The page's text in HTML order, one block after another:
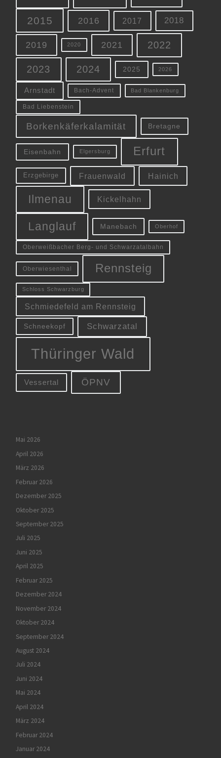
2015 2016 2017 2018
2019 2020 2021 2022
2023 2024 2025 2026
Arnstadt Bach-Advent Bad Blankenburg
Bad Liebenstein
Borkenkäferkalamität Bretagne
Eisenbahn Elgersburg Erfurt
Erzgebirge Frauenwald Hainich
Ilmenau Kickelhahn
Langlauf Manebach Oberhof
Oberweißbacher Berg- und Schwarzatalbahn
Oberwiesenthal Rennsteig
Schloss Schwarzburg
Schmiedefeld am Rennsteig
Schneekopf Schwarzatal
Thüringer Wald
Vessertal ÖPNV
Mai 2026
April 2026
März 2026
Februar 2026
Dezember 2025
Oktober 2025
September 2025
Juli 2025
Juni 2025
April 2025
Februar 2025
Dezember 2024
November 2024
Oktober 2024
September 2024
August 2024
Juli 2024
Juni 2024
Mai 2024
April 2024
März 2024
Februar 2024
Januar 2024